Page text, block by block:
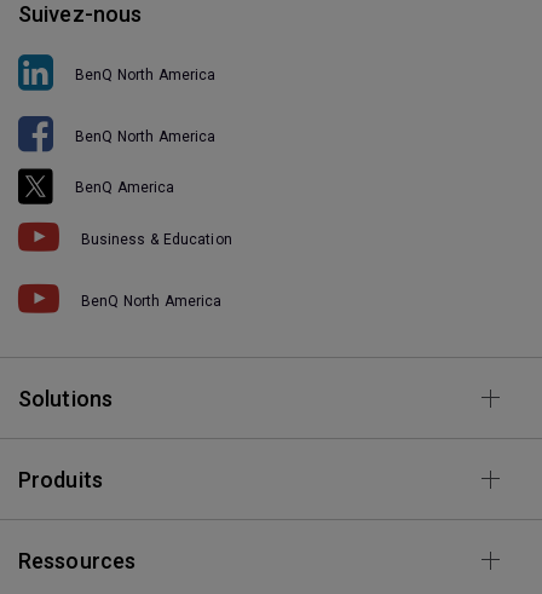
Suivez-nous
BenQ North America
BenQ North America
BenQ America
Business & Education
BenQ North America
Solutions
Produits
Ressources